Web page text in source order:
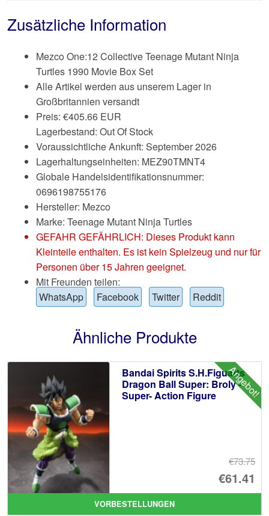
Zusätzliche Information
Mezco One:12 Collective Teenage Mutant Ninja
Turtles 1990 Movie Box Set
Alle Artikel werden aus unserem Lager in
Großbritannien versandt
Preis: €405.66 EUR
Lagerbestand: Out Of Stock
Voraussichtliche Ankunft: September 2026
Lagerhaltungseinheiten: MEZ90TMNT4
Globale Handelsidentifikationsnummer:
0696198755176
Hersteller: Mezco
Marke: Teenage Mutant Ninja Turtles
GEFAHR GEFÄHRLICH: Dieses Produkt kann
Kleinteile enthalten. Es ist kein Spielzeug und nur für
Personen über 15 Jahren geeignet.
Mit Freunden teilen:
WhatsApp
Facebook Twitter Reddit
Ähnliche Produkte
Angebot!
Bandai Spirits S.H.Figuarts
Dragon Ball Super: Broly -
Super- Action Figure
€73.75
€61.41
VORBESTELLUNGEN